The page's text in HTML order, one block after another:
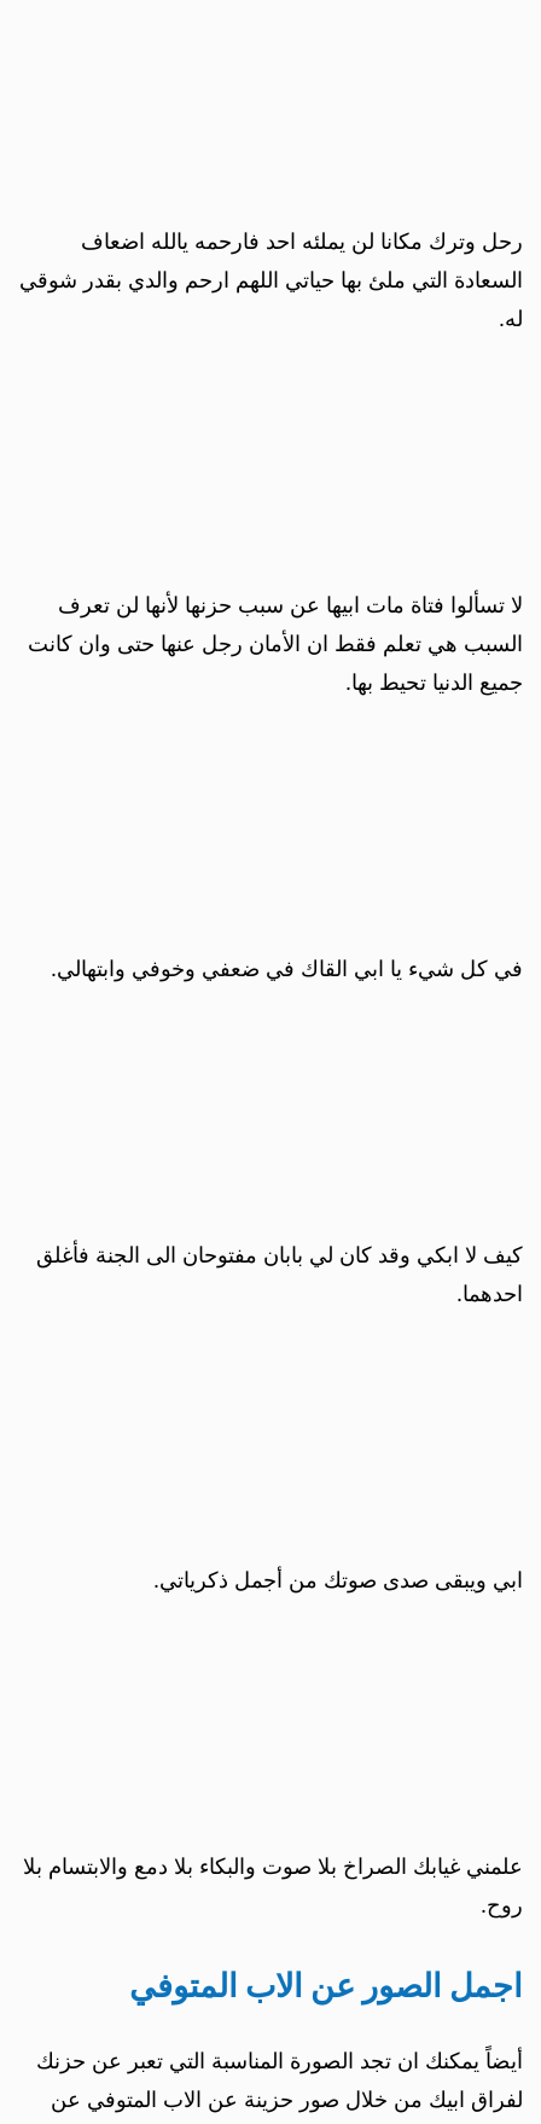
رحل وترك مكانا لن يملئه احد فارحمه يالله اضعاف
السعادة التي ملئ بها حياتي اللهم ارحم والدي بقدر شوقي
له.
لا تسألوا فتاة مات ابيها عن سبب حزنها لأنها لن تعرف
السبب هي تعلم فقط ان الأمان رجل عنها حتى وان كانت
جميع الدنيا تحيط بها.
في كل شيء يا ابي القاك في ضعفي وخوفي وابتهالي.
كيف لا ابكي وقد كان لي بابان مفتوحان الى الجنة فأغلق
احدهما.
ابي ويبقى صدى صوتك من أجمل ذكرياتي.
علمني غيابك الصراخ بلا صوت والبكاء بلا دمع والابتسام بلا
روح.
اجمل الصور عن الاب المتوفي
أيضاً يمكنك ان تجد الصورة المناسبة التي تعبر عن حزنك
لفراق ابيك من خلال صور حزينة عن الاب المتوفي عن